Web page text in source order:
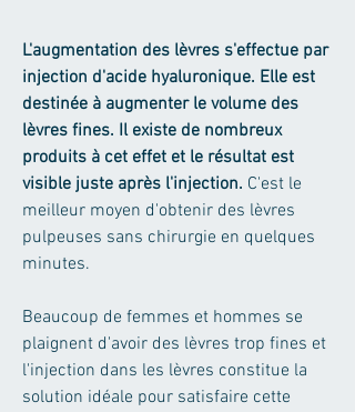
L'augmentation des lèvres s'effectue par
injection d'acide hyaluronique. Elle est
destinée à augmenter le volume des
lèvres fines. Il existe de nombreux
produits à cet effet et le résultat est
visible juste après l'injection. C'est le
meilleur moyen d'obtenir des lèvres
pulpeuses sans chirurgie en quelques
minutes.
Beaucoup de femmes et hommes se
plaignent d'avoir des lèvres trop fines et
l'injection dans les lèvres constitue la
solution idéale pour satisfaire cette